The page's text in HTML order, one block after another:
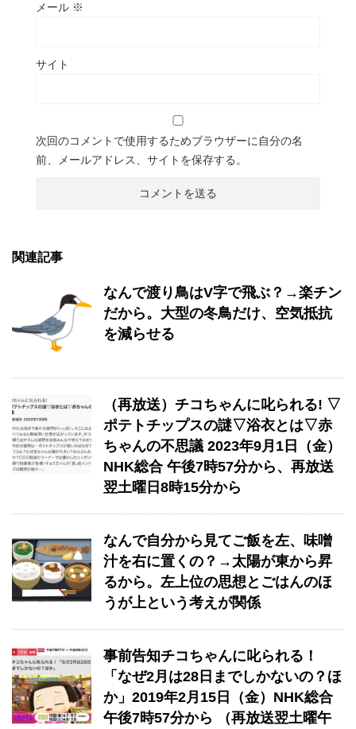
メール ※
サイト
次回のコメントで使用するためブラウザーに自分の名
前、メールアドレス、サイトを保存する。
関連記事
なんで渡り鳥はV字で飛ぶ？→楽チン
だから。大型の冬鳥だけ、空気抵抗
を減らせる
（再放送）チコちゃんに叱られる! ▽
ポテトチップスの謎▽浴衣とは▽赤
ちゃんの不思議 2023年9月1日（金）
NHK総合 午後7時57分から、再放送
翌土曜日8時15分から
なんで自分から見てご飯を左、味噌
汁を右に置くの？→太陽が東から昇
るから。左上位の思想とごはんのほ
うが上という考えが関係
事前告知チコちゃんに叱られる！
「なぜ2月は28日までしかないの？ほ
か」2019年2月15日（金）NHK総合
午後7時57分から （再放送翌土曜午